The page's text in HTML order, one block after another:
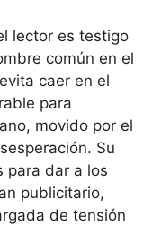
lector es testigo
común en el
caer en el
para
movido por el
Su
para dar a los
publicitario,
de tensión